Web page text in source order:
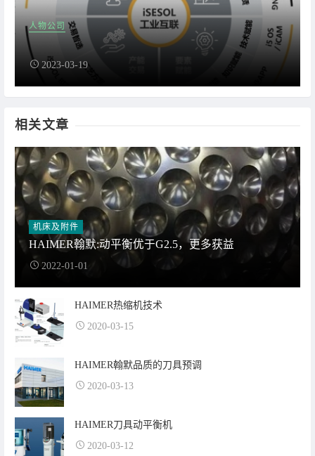
人物公司
2023-03-19
相关文章
机床及附件
HAIMER翰默:动平衡优于G2.5，更多获益
2022-01-01
HAIMER热缩机技术
2020-03-15
HAIMER翰默品质的刀具预调
2020-03-13
HAIMER刀具动平衡机
2020-03-12